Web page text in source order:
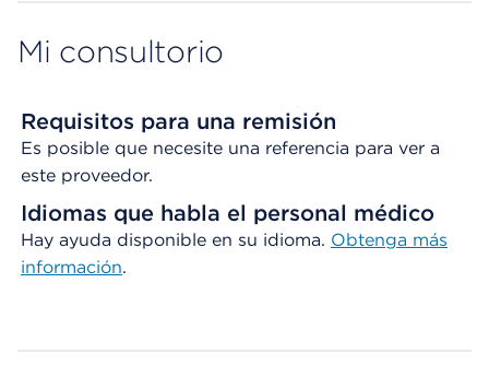
Mi consultorio
Requisitos para una remisión
Es posible que necesite una referencia para ver a
este proveedor.
Idiomas que habla el personal médico
Hay ayuda disponible en su idioma. Obtenga más
información.